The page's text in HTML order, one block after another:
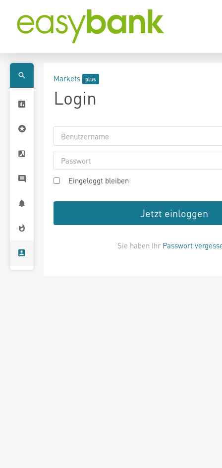
Markets
Login
Eingeloggt bleiben
Jetzt einloggen
Sie haben Ihr Passwort